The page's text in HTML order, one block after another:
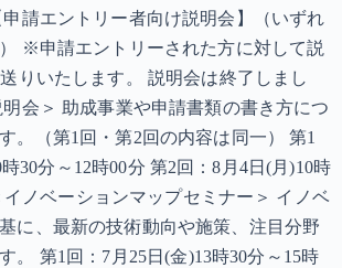
請エントリー者向け説明会】（いずれ
※申請エントリーされた方に対して説
りいたします。 説明会は終了しまし
会＞ 助成事業や申請書類の書き方につ
。（第1回・第2回の内容は同一） 第1
30分～12時00分 第2回：8月4日(月)10時
イノベーションマップセミナー＞ イノベ
に、最新の技術動向や施策、注目分野
。 第1回：7月25日(金)13時30分～15時